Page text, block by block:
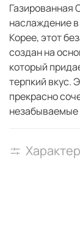
Газированная
наслаждение
Корее, этот
создан на
который
терпкий вкус.
прекрасно